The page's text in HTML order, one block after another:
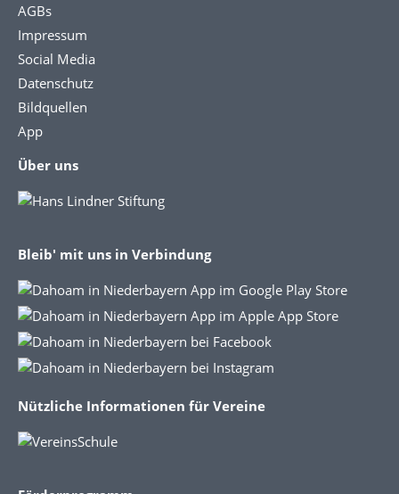
AGBs
Impressum
Social Media
Datenschutz
Bildquellen
App
Über uns
Bleib' mit uns in Verbindung
Nützliche Informationen für Vereine